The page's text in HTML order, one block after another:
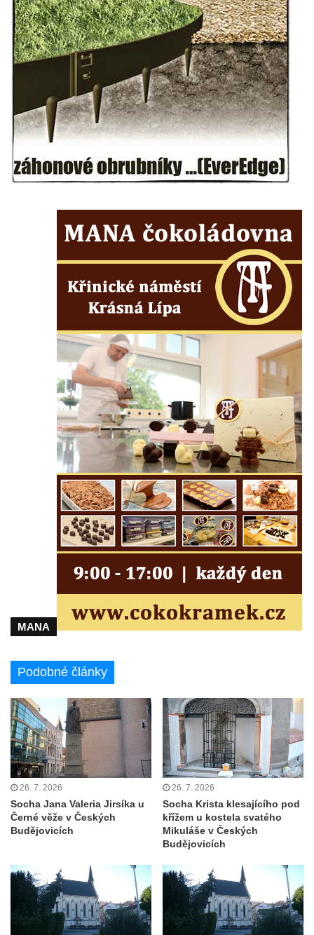
Kostel Božího Těla v Kraslicích
Kostel svaté Maří Magdalény v Karlových
Varech
Kaple Panny Marie pod hradem Přimda
Kaple Panny Marie v Kunčicích nad Labem
Hrobová kaple na hřbitově v Rychnově u
Jablonce nad Nisou
Márnice/hřbitovní kaple na hřbitově v
Rychnově u Jablonce nad Nisou
Márnice na hřbitově v Krásné u Pěnčína
Výklenková kaple naproti domu čp. 34 v
Krásné u Pěnčína
Kostel svatého Josefa v Krásné u Pěnčína
poustevnou v Teplicích nad Metují
Hřbitovní kaple/márnice na hřbitově v
Teplicích nad Metují
Kostel svatého Vavřince v Teplicích nad
Metují
Hrobová kaple Johanna Nitsche na
hřbitově na Vlčí Hoře
Kaple Panny Marie Karmelské na Vlčí Hoře
Kostel svatého Bartoloměje v Teplicích
Kostel svatého Jana Křtitele na Zámeckém
náměstí v Teplicích
Chrám Povýšení svatého Kříže na
Výklenková kaple u vodojemu v severní
části Kozel
(Staršího) u Lahovic
Kostel svatého Jakuba Většího (Staršího) u
Lahovic
Kostel svatých Petra a Pavla v Želkovicích
Kaple Panny Marie Bolestné v Benešově
nad Ploučnicí
Kostel Narození Panny Marie v Benešově
nad Ploučnicí
Hrobová kaple Mattauschů na hřbitově v
Kostel svaté Anny v Tisé
Hrobka rodiny Rohn na hřbitově v
Šumburku nad Desnou – Tanvaldu
Hřbitovní kaple v Šumburku nad Desnou –
MANA
Podobné články
26. 7. 2026
Socha Jana Valeria Jirsíka u
Černé věže v Českých
Budějovicích
26. 7. 2026
Socha Krista klesajícího pod
křížem u kostela svatého
Mikuláše v Českých
Budějovicích